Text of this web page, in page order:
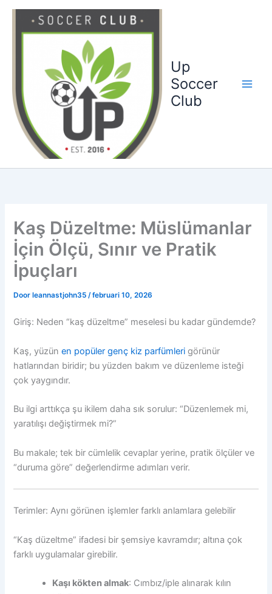
Up
Soccer
Club
Kaş Düzeltme: Müslümanlar
İçin Ölçü, Sınır ve Pratik
İpuçları
Door leannastjohn35/februari 10, 2026
Giriş: Neden “kaş düzeltme” meselesi bu kadar gündemde?
Kaş, yüzünen popüler genç kiz parfümleri görünür
hatlarından biridir; bu yüzden bakım ve düzenleme isteği
çok yaygındır.
Bu ilgi arttıkça şu ikilem daha sık sorulur: “Düzenlemek mi,
yaratılışı değiştirmek mi?”
Bu makale; tek bir cümlelik cevaplar yerine, pratik ölçüler ve
“duruma göre” değerlendirme adımları verir.
Terimler: Aynı görünen işlemler farklı anlamlara gelebilir
“Kaş düzeltme” ifadesi bir şemsiye kavramdır; altına çok
farklı uygulamalar girebilir.
Kaşı kökten almak: Cımbız/iple alınarak kılın